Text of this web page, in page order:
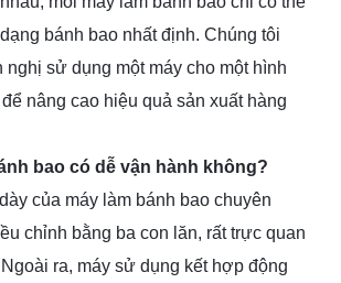
bánh bao nhất định. Chúng tôi
nghị sử dụng một máy cho một hình
nâng cao hiệu quả sản xuất hàng
bao có dễ vận hành không?
của máy làm bánh bao chuyên
chỉnh bằng ba con lăn, rất trực quan
ra, máy sử dụng kết hợp động